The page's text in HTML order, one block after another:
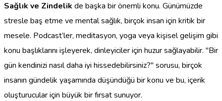
Sağlık ve Zindelik de başka bir önemli konu. Günümüzde
stresle baş etme ve mental sağlık, birçok insan için kritik bir
mesele. Podcast’ler, meditasyon, yoga veya kişisel gelişim gibi
konu başlıklarını işleyerek, dinleyiciler için huzur sağlayabilir. "Bir
gün kendinizi nasıl daha iyi hissedebilirsiniz?" sorusu, birçok
insanın gündelik yaşamında düşündüğü bir konu ve bu, içerik
oluşturucular için büyük bir fırsat sunuyor.